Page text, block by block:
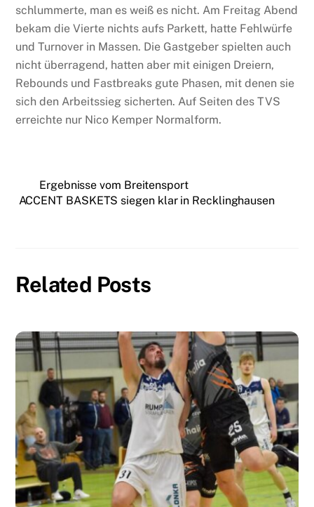
schlummerte, man es weiß es nicht. Am Freitag Abend
bekam die Vierte nichts aufs Parkett, hatte Fehlwürfe
und Turnover in Massen. Die Gastgeber spielten auch
nicht überragend, hatten aber mit einigen Dreiern,
Rebounds und Fastbreaks gute Phasen, mit denen sie
sich den Arbeitssieg sicherten. Auf Seiten des TVS
erreichte nur Nico Kemper Normalform.
Ergebnisse vom Breitensport
ACCENT BASKETS siegen klar in Recklinghausen
Related Posts